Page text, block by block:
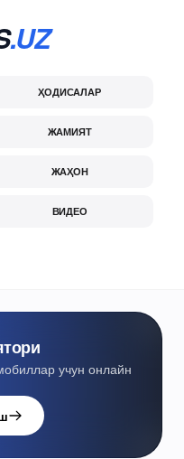
.UZ
ҲОДИСАЛАР
ЖАМИЯТ
ЖАҲОН
ВИДЕО
учун онлайн